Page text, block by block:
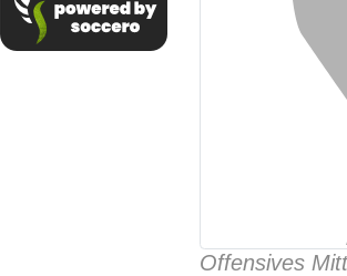
Offensives